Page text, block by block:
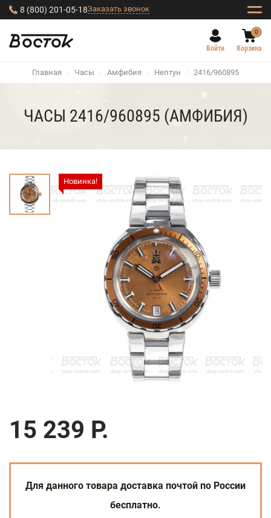
8 (800) 201-05-18Заказать звонок
Войти
0
Корзина
Главная / Часы / Амфибия / Нептун / 2416/960895
ЧАСЫ 2416/960895 (АМФИБИЯ)
Новинка!
15 239 Р.
Для данного товара доставка почтой по России
бесплатно.